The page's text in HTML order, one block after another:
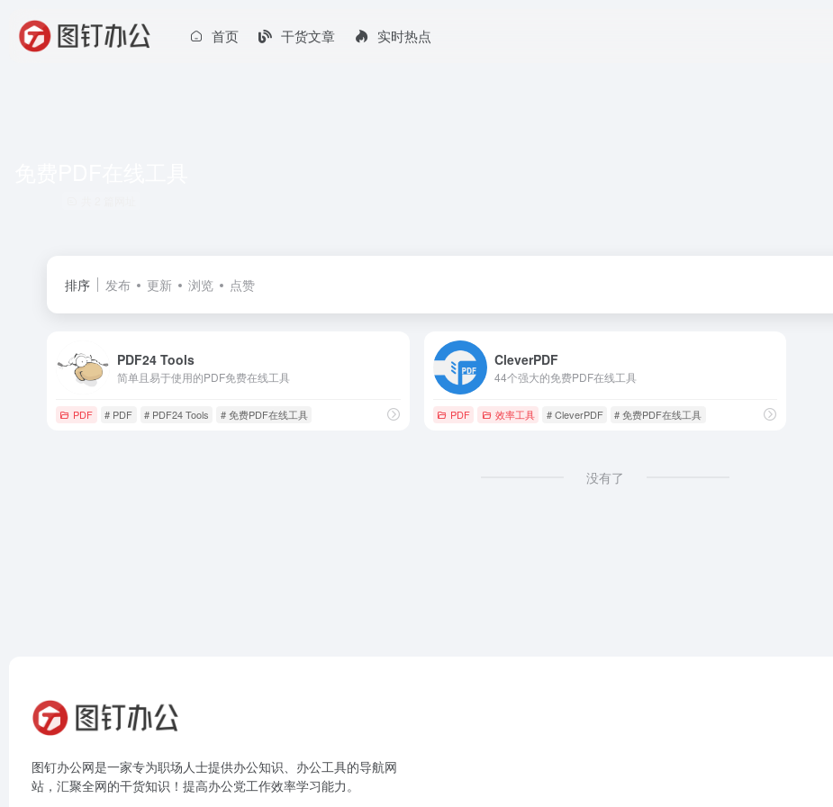
首页 干货文章 实时热点
排序 发布 更新 浏览 点赞
PDF24 Tools
简单且易于使用的PDF免费在线工具
PDF # PDF # PDF24 Tools # 免费PDF在线工具
CleverPDF
44个强大的免费PDF在线工具
PDF 效率工具 # CleverPDF # 免费PDF在线工具
没有了
图钉办公网是一家专为职场人士提供办公知识、办公工具的导航网
站，汇聚全网的干货知识！提高办公党工作效率学习能力。